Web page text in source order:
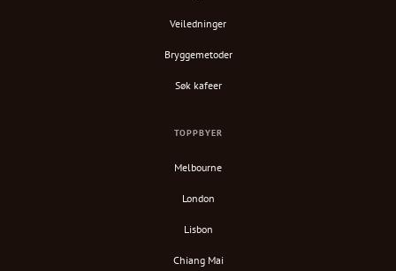
Veiledninger
Bryggemetoder
Søk kafeer
TOPPBYER
Melbourne
London
Lisbon
Chiang Mai